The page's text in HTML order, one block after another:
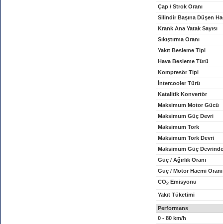
Çap / Strok Oranı
Silindir Başına Düşen
Krank Ana Yatak Sayısı
Sıkıştırma Oranı
Yakıt Besleme Tipi
Hava Besleme Türü
Kompresör Tipi
İntercooler Türü
Katalitik Konvertör
Maksimum Motor Gücü
Maksimum Güç Devri
Maksimum Tork
Maksimum Tork Devri
Maksimum Güç
Güç / Ağırlık Oranı
Güç / Motor Hacmi Oranı
CO2 Emisyonu
Yakıt Tüketimi
Performans
0 - 80 km/h